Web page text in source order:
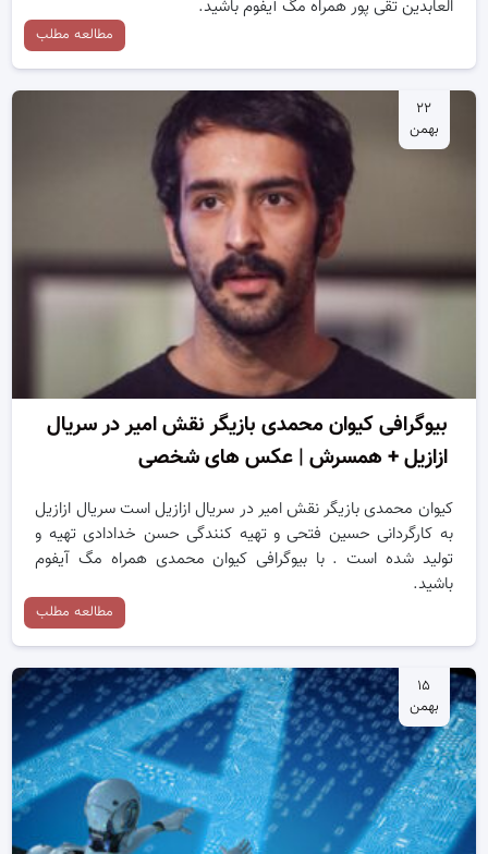
العابدین تقی پور همراه مگ آیفوم باشید.
مطالعه مطلب
۲۲
بهمن
بیوگرافی کیوان محمدی بازیگر نقش امیر در سریال
ازازیل + همسرش | عکس های شخصی
کیوان محمدی بازیگر نقش امیر در سریال ازازیل است‌ سریال ازازیل
به کارگردانی حسین فتحی و تهیه کنندگی حسن خدادادی تهیه و
تولید شده است . با بیوگرافی کیوان محمدی همراه مگ آیفوم
باشید.
مطالعه مطلب
۱۵
بهمن